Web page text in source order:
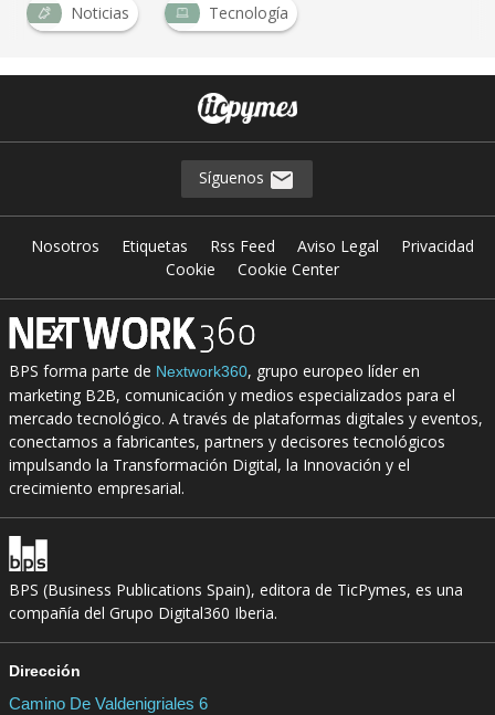
Noticias Tecnología
Síguenos
Nosotros Etiquetas Rss Feed Aviso Legal
Privacidad
Cookie
Cookie Center
BPS forma parte de Nextwork360, grupo europeo líder en
marketing B2B, comunicación y medios especializados para el
mercado tecnológico. A través de plataformas digitales y eventos,
conectamos a fabricantes, partners y decisores tecnológicos
impulsando la Transformación Digital, la Innovación y el
crecimiento empresarial.
BPS (Business Publications Spain), editora de TicPymes, es una
compañía del Grupo Digital360 Iberia.
Dirección
Camino De Valdenigriales 6